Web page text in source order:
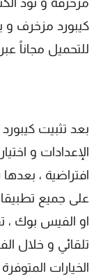
مزخرفة و تود
كيبورد مزخرف و
للتحميل مجاناً
بعد تثبيت
الإعدادات و
افتراضية ،
على جميع
او الفيس بوك ،
تلقائي و خلال
الخيارات